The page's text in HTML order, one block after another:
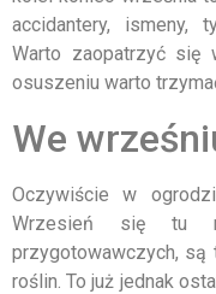
accidantery, ismeny,
Warto zaopatrzyć się
osuszeniu warto
We
Oczywiście w
Wrzesień się tu
przygotowawczych, są
roślin. To już jednak